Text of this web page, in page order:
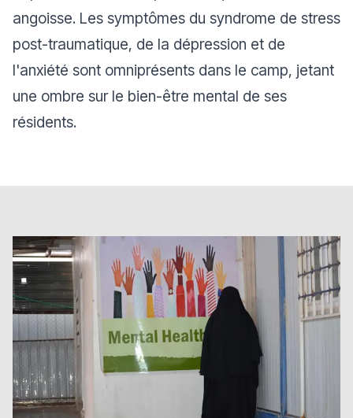
angoisse. Les symptômes du syndrome de stress
post-traumatique, de la dépression et de
l'anxiété sont omniprésents dans le camp, jetant
une ombre sur le bien-être mental de ses
résidents.